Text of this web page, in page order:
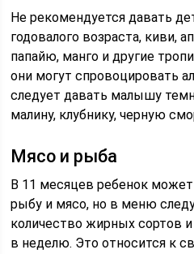
Не рекомендуется давать
годовалого возраста, киви,
папайю, манго и другие
они могут спровоцировать
следует давать малышу
малину, клубнику, черную
Мясо и рыба
В 11 месяцев ребенок
рыбу и мясо, но в меню
количество жирных сортов
в неделю. Это относится к